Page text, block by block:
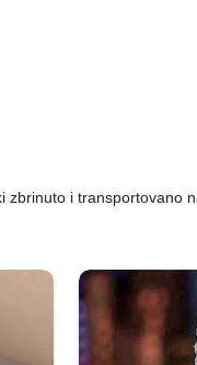
zbrinuto i transportovano